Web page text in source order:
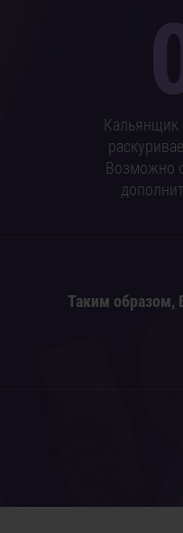
Кальянщик
Возможно
Таким образом,